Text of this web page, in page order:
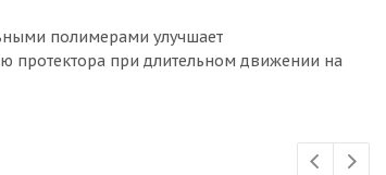
полимерами улучшает
протектора при длительном движении на